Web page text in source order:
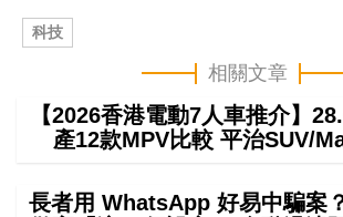
科技
相關文章
【2026香港電動7人車推介】
產12款MPV比較 平治SUV/
長者用 WhatsApp 好易中騙案